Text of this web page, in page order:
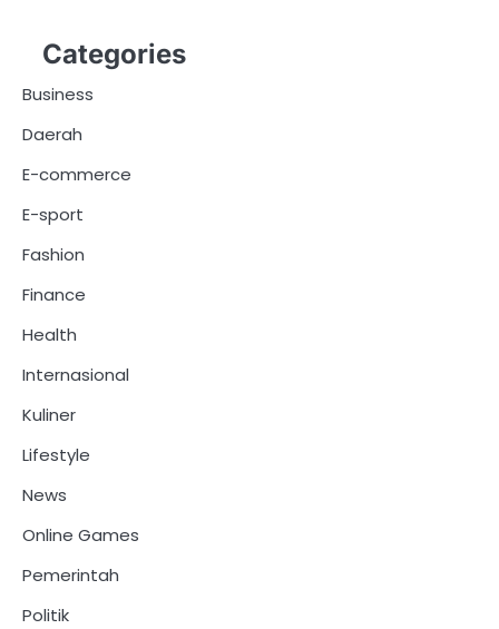
Categories
Business
Daerah
E-commerce
E-sport
Fashion
Finance
Health
Internasional
Kuliner
Lifestyle
News
Online Games
Pemerintah
Politik